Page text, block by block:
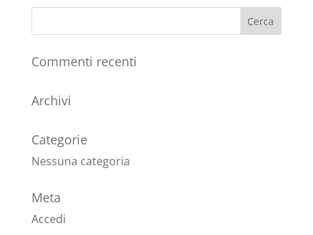
Commenti recenti
Archivi
Categorie
Nessuna categoria
Meta
Accedi